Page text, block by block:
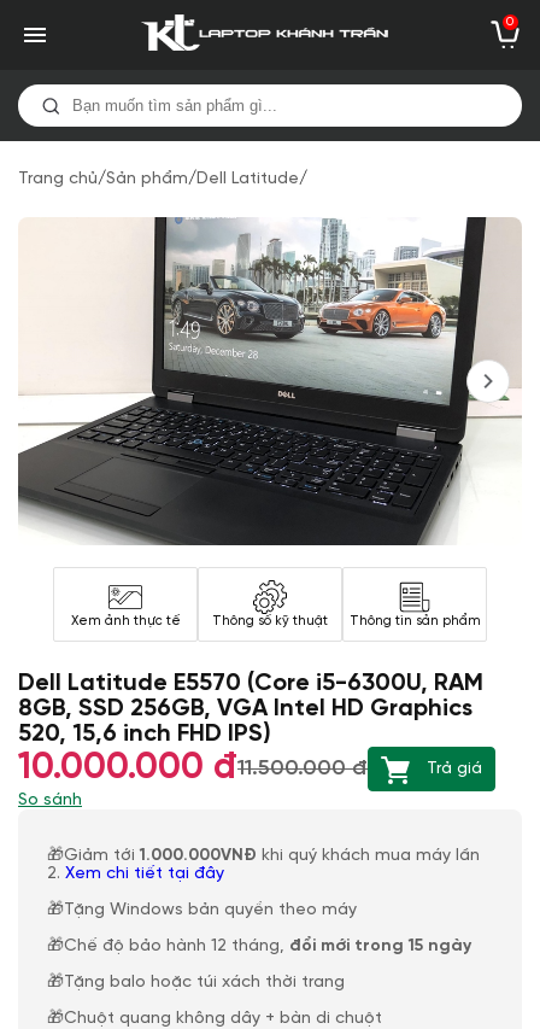
0
Trang chủ/Sản phẩm/Dell Latitude/
Xem ảnh thực tế Thông số kỹ thuật Thông tin sản phẩm
Dell Latitude E5570 (Core i5-6300U, RAM
8GB, SSD 256GB, VGA Intel HD Graphics
520, 15,6 inch FHD IPS)
10.000.000 đ11.500.000 đ
Trả giá
So sánh
🎁Giảm tới 1.000.000VNĐ khi quý khách mua máy lần
2. Xem chi tiết tại đây
🎁Tặng Windows bản quyền theo máy
🎁Chế độ bảo hành 12 tháng, đổi mới trong 15 ngày
🎁Tặng balo hoặc túi xách thời trang
🎁Chuột quang không dây + bàn di chuột